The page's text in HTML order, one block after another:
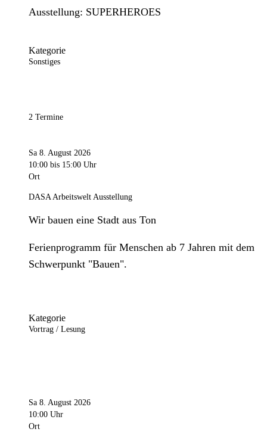
Ausstellung: SUPERHEROES
Kategorie
Sonstiges
2 Termine
Sa 8. August 2026
10:00 bis 15:00 Uhr
Ort
DASA Arbeitswelt Ausstellung
Wir bauen eine Stadt aus Ton
Ferienprogramm für Menschen ab 7 Jahren mit dem
Schwerpunkt "Bauen".
Kategorie
Vortrag / Lesung
Sa 8. August 2026
10:00 Uhr
Ort